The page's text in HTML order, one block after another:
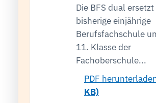
Die BFS dual
bisherige einjährige
Berufsfachschule
11. Klasse der
Fachoberschule...
PDF
KB)